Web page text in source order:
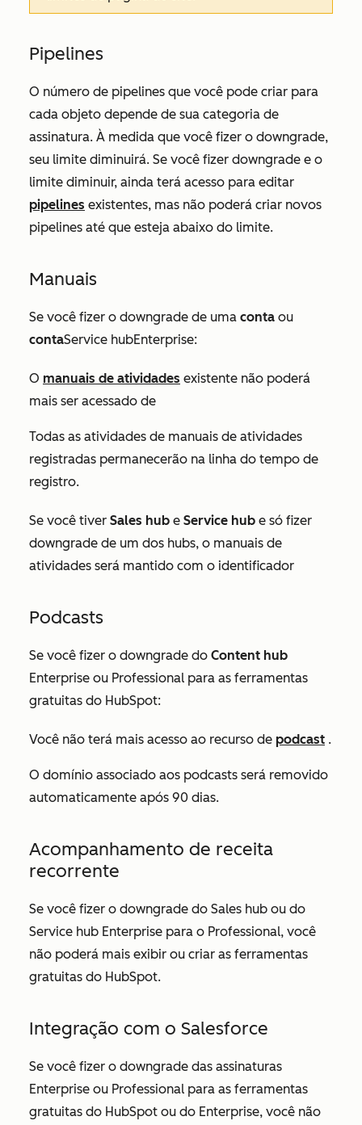
Pipelines
O número de pipelines que você pode criar para
cada objeto depende de sua categoria de
assinatura. À medida que você fizer o downgrade,
seu limite diminuirá. Se você fizer downgrade e o
limite diminuir, ainda terá acesso para editar
pipelines existentes, mas não poderá criar novos
pipelines até que esteja abaixo do limite.
Manuais
Se você fizer o downgrade de uma conta ou
contaService hubEnterprise:
O manuais de atividades existente não poderá
mais ser acessado de
Todas as atividades de manuais de atividades
registradas permanecerão na linha do tempo de
registro.
Se você tiver Sales hub e Service hub e só fizer
downgrade de um dos hubs, o manuais de
atividades será mantido com o identificador
Podcasts
Se você fizer o downgrade do Content hub
Enterprise ou Professional para as ferramentas
gratuitas do HubSpot:
Você não terá mais acesso ao recurso de podcast .
O domínio associado aos podcasts será removido
automaticamente após 90 dias.
Acompanhamento de receita
recorrente
Se você fizer o downgrade do Sales hub ou do
Service hub Enterprise para o Professional, você
não poderá mais exibir ou criar as ferramentas
gratuitas do HubSpot.
Integração com o Salesforce
Se você fizer o downgrade das assinaturas
Enterprise ou Professional para as ferramentas
gratuitas do HubSpot ou do Enterprise, você não